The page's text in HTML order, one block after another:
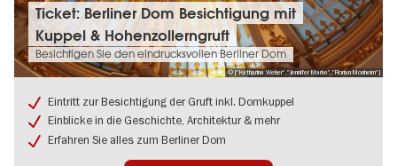
© ["Katharina Weber","Jennifer Marke","Florian Monheim"]
Tickets
&
Termine:
Ticket:
Berliner
Besichtigung
mit
Kuppel
&
Ticket: Berliner Dom Besichtigung mit
Kuppel & Hohenzollerngruft
Besichtigen Sie den eindrucksvollen Berliner Dom
Eintritt zur Besichtigung der Gruft inkl. Domkuppel
Einblicke in die Geschichte, Architektur & mehr
Erfahren Sie alles zum Berliner Dom